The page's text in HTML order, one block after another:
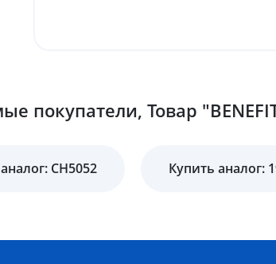
покупатели, Товар
CH5052 Купить аналог: